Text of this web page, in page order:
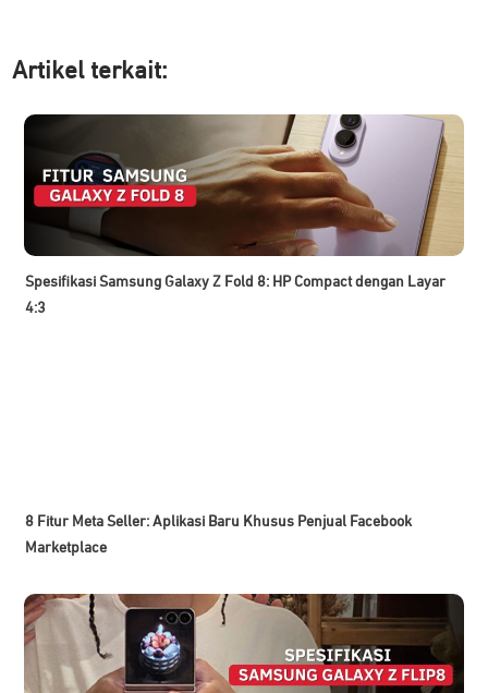
Artikel terkait:
Spesifikasi Samsung Galaxy Z Fold 8: HP Compact dengan Layar
4:3
8 Fitur Meta Seller: Aplikasi Baru Khusus Penjual Facebook
Marketplace